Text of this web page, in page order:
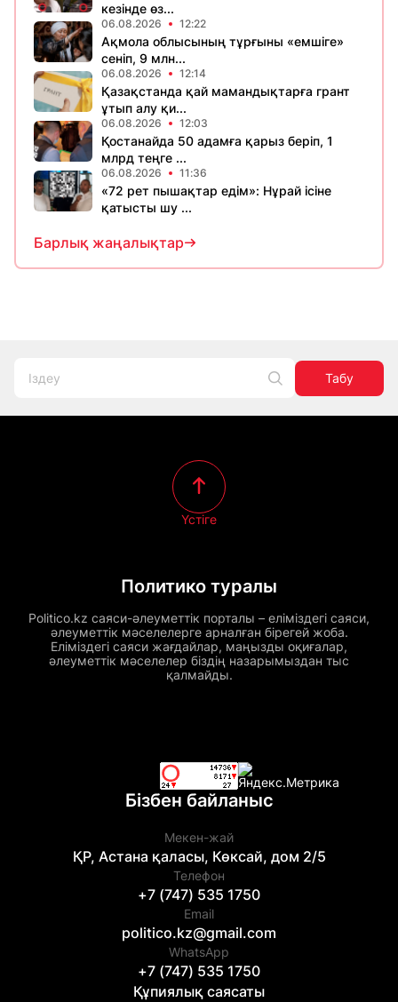
кезінде өз...
06.08.2026 12:22
Ақмола облысының тұрғыны «емшіге»
сеніп, 9 млн...
06.08.2026 12:14
Қазақстанда қай мамандықтарға грант
ұтып алу қи...
06.08.2026 12:03
Қостанайда 50 адамға қарыз беріп, 1
млрд теңге ...
06.08.2026 11:36
«72 рет пышақтар едім»: Нұрай ісіне
қатысты шу ...
Барлық жаңалықтар
Табу
Политико туралы
Politico.kz саяси-әлеуметтік порталы – еліміздегі саяси,
әлеуметтік мәселелерге арналған бірегей жоба.
Еліміздегі саяси жағдайлар, маңызды оқиғалар,
әлеуметтік мәселелер біздің назарымыздан тыс
қалмайды.
Үстіге
Бізбен байланыс
Мекен-жай
ҚР, Астана қаласы, Көксай, дом 2/5
Телефон
+7 (747) 535 1750
Email
politico.kz@gmail.com
WhatsApp
+7 (747) 535 1750
Құпиялық саясаты